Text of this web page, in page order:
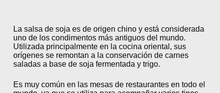
La salsa de soja es de origen chino y está considerada
uno de los condimentos más antiguos del mundo.
Utilizada principalmente en la cocina oriental, sus
orígenes se remontan a la conservación de carnes
saladas a base de soja fermentada y trigo.
Es muy común en las mesas de restaurantes en todo el